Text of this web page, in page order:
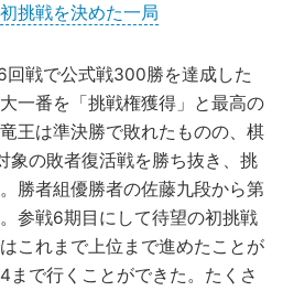
挑戦を決めた一局
戦で公式戦300勝を達成した
一番を「挑戦権獲得」と最高の
王は準決勝で敗れたものの、棋
象の敗者復活戦を勝ち抜き、挑
勝者組優勝者の佐藤九段から第
参戦6期目にして待望の初挑戦
これまで上位まで進めたことが
まで行くことができた。たくさ